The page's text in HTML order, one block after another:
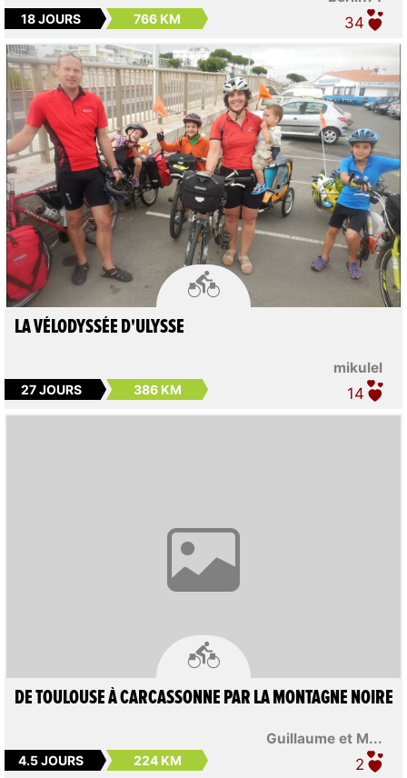
18 JOURS 766 KM 34

mikulel
LA VÉLODYSSÉE D'ULYSSE
27 JOURS 386 KM 14

Guillaume et M...
DE TOULOUSE À CARCASSONNE PAR LA MONTAGNE NOIRE
4.5 JOURS 224 KM 2